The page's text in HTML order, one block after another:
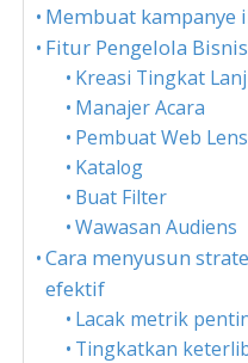
Membuat kampanye
Fitur Pengelola Bisnis
Kreasi Tingkat
Manajer Acara
Pembuat Web Lens
Katalog
Buat Filter
Wawasan Audiens
Cara menyusun
efektif
Lacak metrik
Tingkatkan